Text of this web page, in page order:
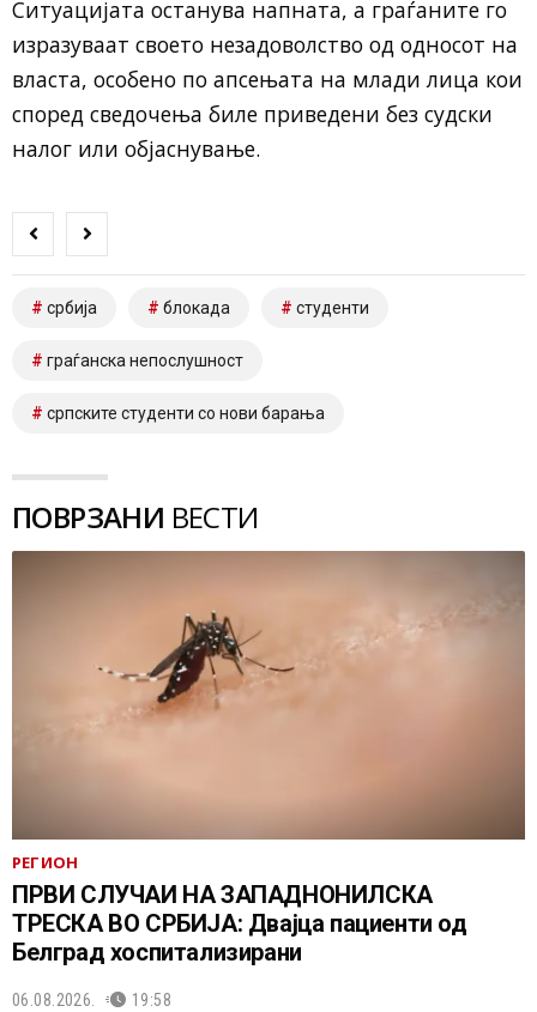
Ситуацијата останува напната, а граѓаните го
изразуваат своето незадоволство од односот на
власта, особено по апсењата на млади лица кои
според сведочења биле приведени без судски
налог или објаснување.
србија блокада студенти
граѓанска непослушност
српските студенти со нови барања
ПОВРЗАНИ ВЕСТИ
РЕГИОН
ПРВИ СЛУЧАИ НА ЗАПАДНОНИЛСКА
ТРЕСКА ВО СРБИЈА: Двајца пациенти од
Белград хоспитализирани
06.08.2026. 19:58